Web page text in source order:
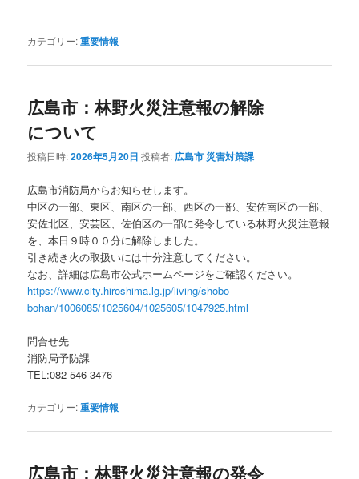
カテゴリー:重要情報
広島市：林野火災注意報の解除
について
投稿日時:2026年5月20日 投稿者: 広島市 災害対策課
広島市消防局からお知らせします。
中区の一部、東区、南区の一部、西区の一部、安佐南区の一部、
安佐北区、安芸区、佐伯区の一部に発令している林野火災注意報
を、本日９時００分に解除しました。
引き続き火の取扱いには十分注意してください。
なお、詳細は広島市公式ホームページをご確認ください。
https://www.city.hiroshima.lg.jp/living/shobo-
bohan/1006085/1025604/1025605/1047925.html
問合せ先
消防局予防課
TEL:082-546-3476
カテゴリー:重要情報
広島市：林野火災注意報の発令